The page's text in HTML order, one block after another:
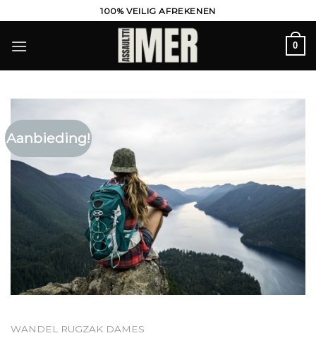
naar
inhoud
100% VEILIG AFREKENEN
0
Aanbieding!
WANDEL RUGZAK DAMES